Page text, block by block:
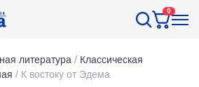
0
литература / Классическая
/ К востоку от Эдема